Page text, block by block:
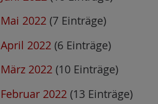
Mai 2022 (7 Einträge)
April 2022 (6 Einträge)
März 2022 (10 Einträge)
Februar 2022 (13 Einträge)